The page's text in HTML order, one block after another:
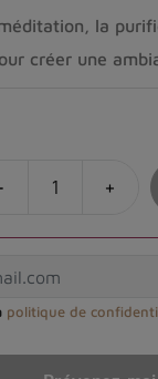
la
créer une
+
politique de